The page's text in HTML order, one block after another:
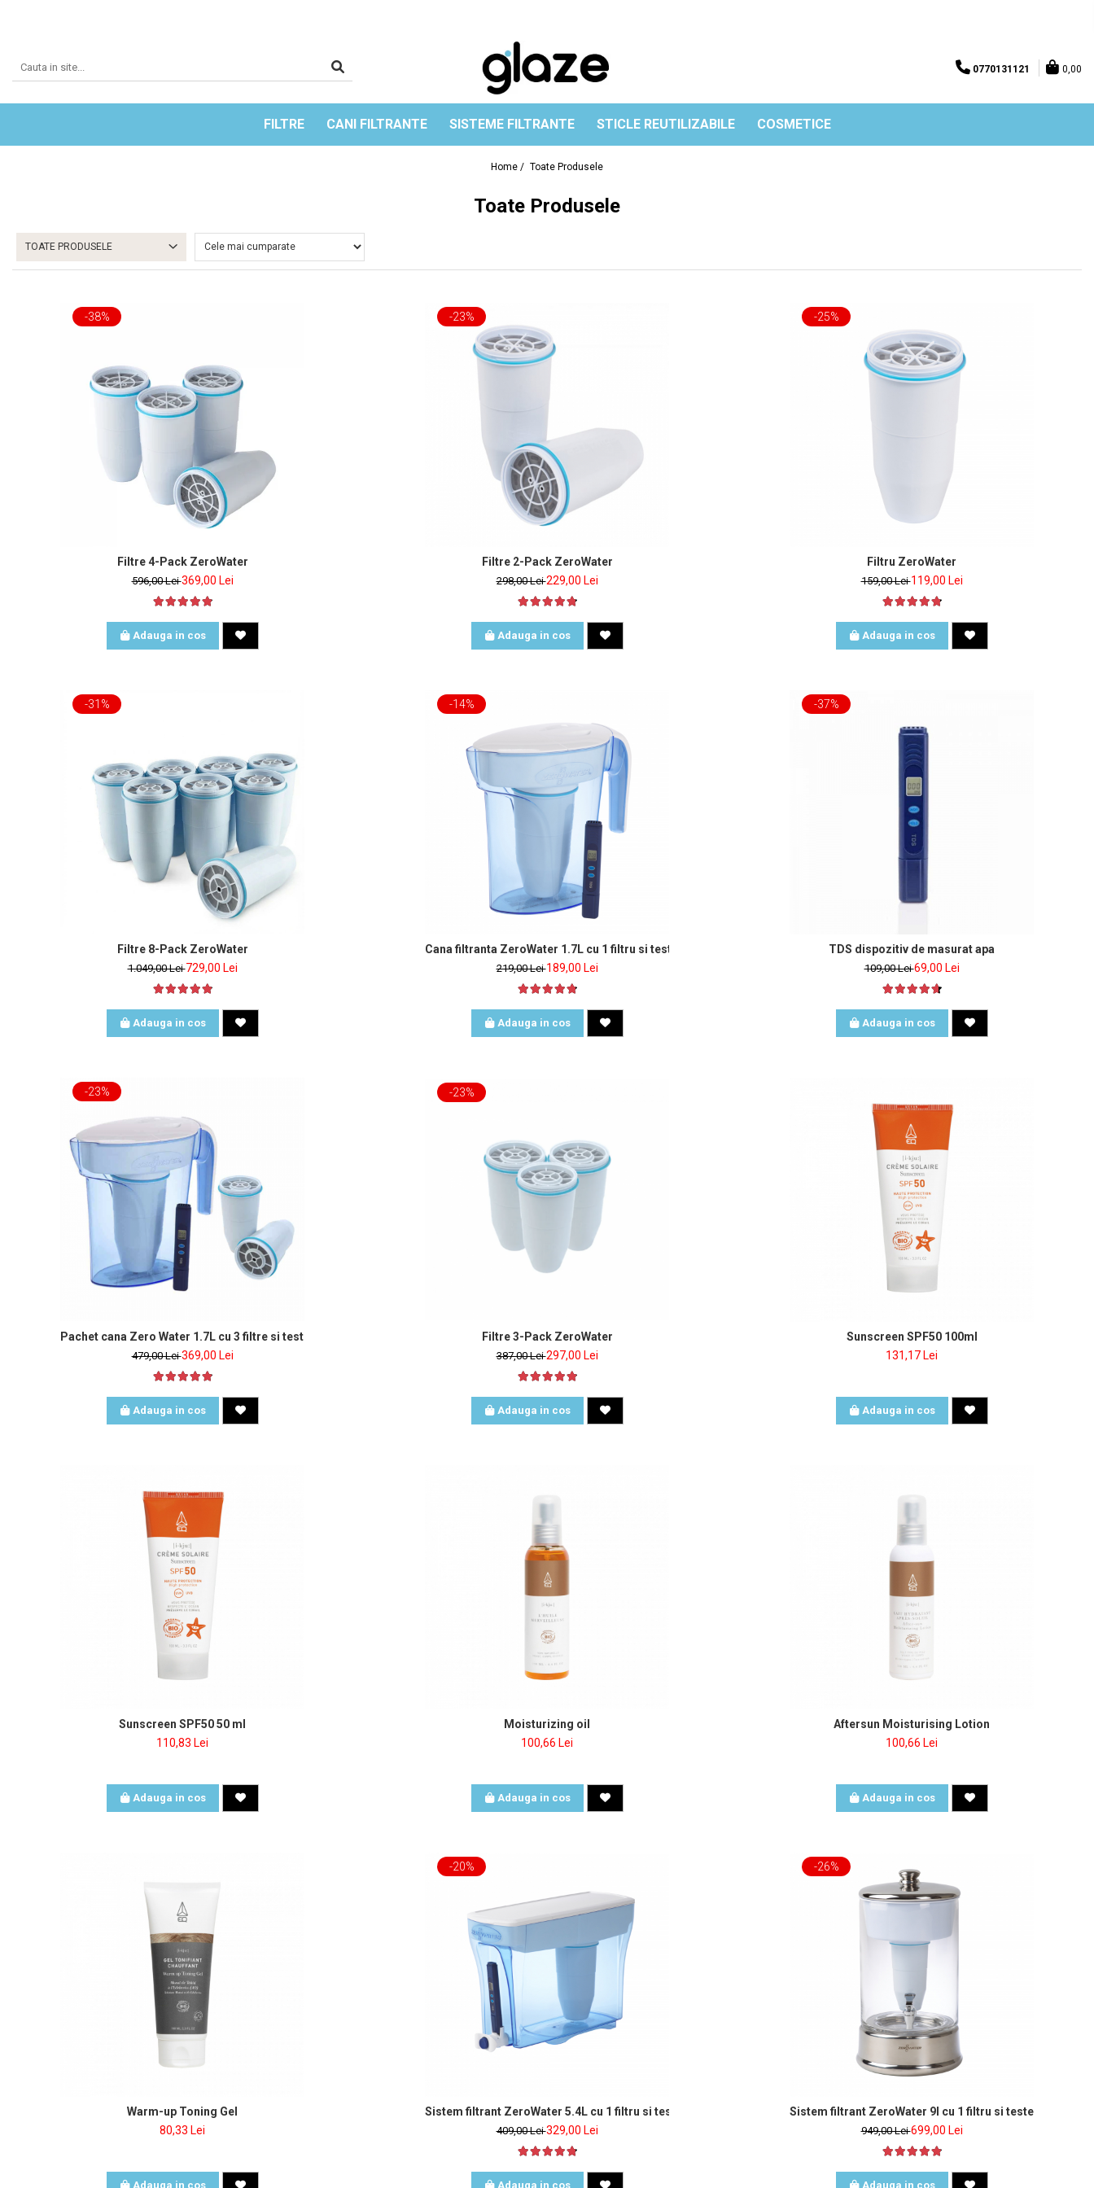
0770131121 0,00
FILTRE CANI FILTRANTE SISTEME FILTRANTE STICLE REUTILIZABILE COSMETICE
Home / Toate Produsele
Toate Produsele
TOATE PRODUSELE
-38%
Filtre 4-Pack ZeroWater
596,00 Lei369,00 Lei
Adauga in cos
-23%
Filtre 2-Pack ZeroWater
298,00 Lei229,00 Lei
Adauga in cos
-25%
Filtru ZeroWater
159,00 Lei119,00 Lei
Adauga in cos
-31%
Filtre 8-Pack ZeroWater
1.049,00 Lei729,00 Lei
Adauga in cos
-14%
Cana filtranta ZeroWater 1.7L cu 1 filtru si tester de apa inclus
219,00 Lei189,00 Lei
Adauga in cos
-37%
TDS dispozitiv de masurat apa
109,00 Lei69,00 Lei
Adauga in cos
-23%
Pachet cana Zero Water 1.7L cu 3 filtre si tester de apa inclus
479,00 Lei369,00 Lei
Adauga in cos
-23%
Filtre 3-Pack ZeroWater
387,00 Lei297,00 Lei
Adauga in cos
Sunscreen SPF50 100ml
131,17 Lei
Adauga in cos
Sunscreen SPF50 50 ml
110,83 Lei
Adauga in cos
Moisturizing oil
100,66 Lei
Adauga in cos
Aftersun Moisturising Lotion
100,66 Lei
Adauga in cos
Warm-up Toning Gel
80,33 Lei
Adauga in cos
-20%
Sistem filtrant ZeroWater 5.4L cu 1 filtru si tester de apa inclus
409,00 Lei329,00 Lei
Adauga in cos
-26%
Sistem filtrant ZeroWater 9l cu 1 filtru si tester de apa
949,00 Lei699,00 Lei
Adauga in cos